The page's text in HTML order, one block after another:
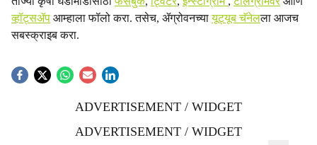
व्हॉट्सॲप आम्हाला फॉलो करा. तसेच, ॲग्रोवनच्यायूट्यूब चॅनेलला आजच
सबस्क्राइब करा.
ADVERTISEMENT / WIDGET
ADVERTISEMENT / WIDGET